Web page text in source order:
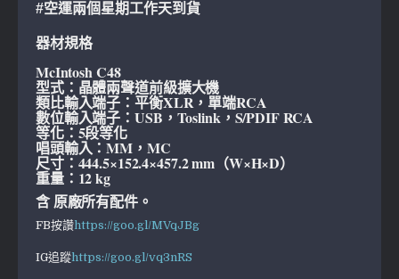
#空運兩個星期工作天到貨
器材規格
McIntosh C48
型式：晶體兩聲道前級擴大機
類比輸入端子：平衡XLR，單端RCA
數位輸入端子：USB，Toslink，S/PDIF RCA
等化：5段等化
唱頭輸入：MM，MC
尺寸：444.5×152.4×457.2 mm（W×H×D）
重量：12 kg
含 原廠所有配件。
FB按讚https://goo.gl/MVqJBg
IG追蹤https://goo.gl/vq3nRS